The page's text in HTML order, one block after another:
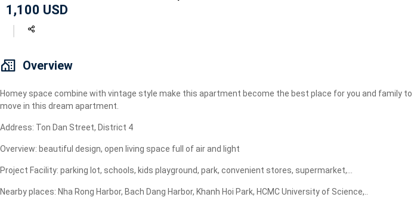
Geyser
1,100 USD
Overview
Homey space combine with vintage style make this apartment become the best place for you and family
move in this dream apartment.
Address: Ton Dan Street, District 4
Overview: beautiful design, open living space full of air and light
Project Facility: parking lot, schools, kids playground, park, convenient stores, supermarket,...
Nearby places: Nha Rong Harbor, Bach Dang Harbor, Khanh Hoi Park, HCMC University of Science,..